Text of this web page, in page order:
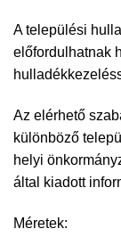
A települési
előfordulhatnak
Az elérhető
különböző
helyi
által kiadott
Méretek: